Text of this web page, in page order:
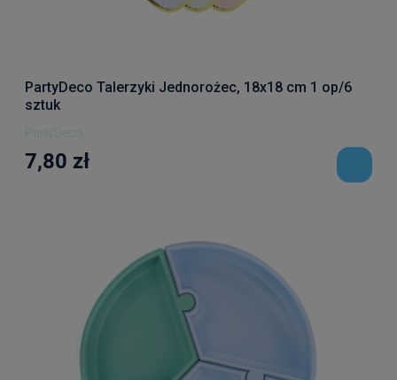
PartyDeco Talerzyki Jednorożec, 18x18 cm 1 op/6
sztuk
PartyDeco
7,80 zł